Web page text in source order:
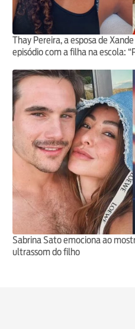
Thay Pereira, a esposa de
episódio com a filha na escola:
Sabrina Sato emociona ao
ultrassom do filho